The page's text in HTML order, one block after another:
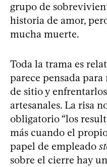
grupo de
historia de amor,
mucha muerte.
Toda la trama es
parece pensada
de sitio y
artesanales. La risa
obligatorio “los
más cuando el
papel de empleado
sobre el cierre hay